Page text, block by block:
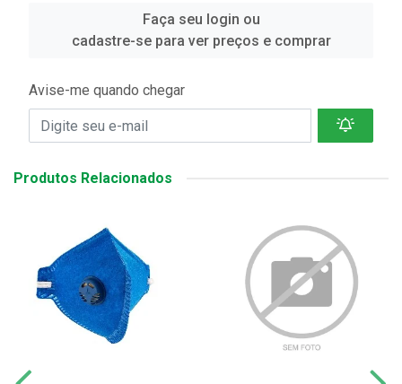
Faça seu login ou
cadastre-se para ver preços e comprar
Avise-me quando chegar
Produtos Relacionados